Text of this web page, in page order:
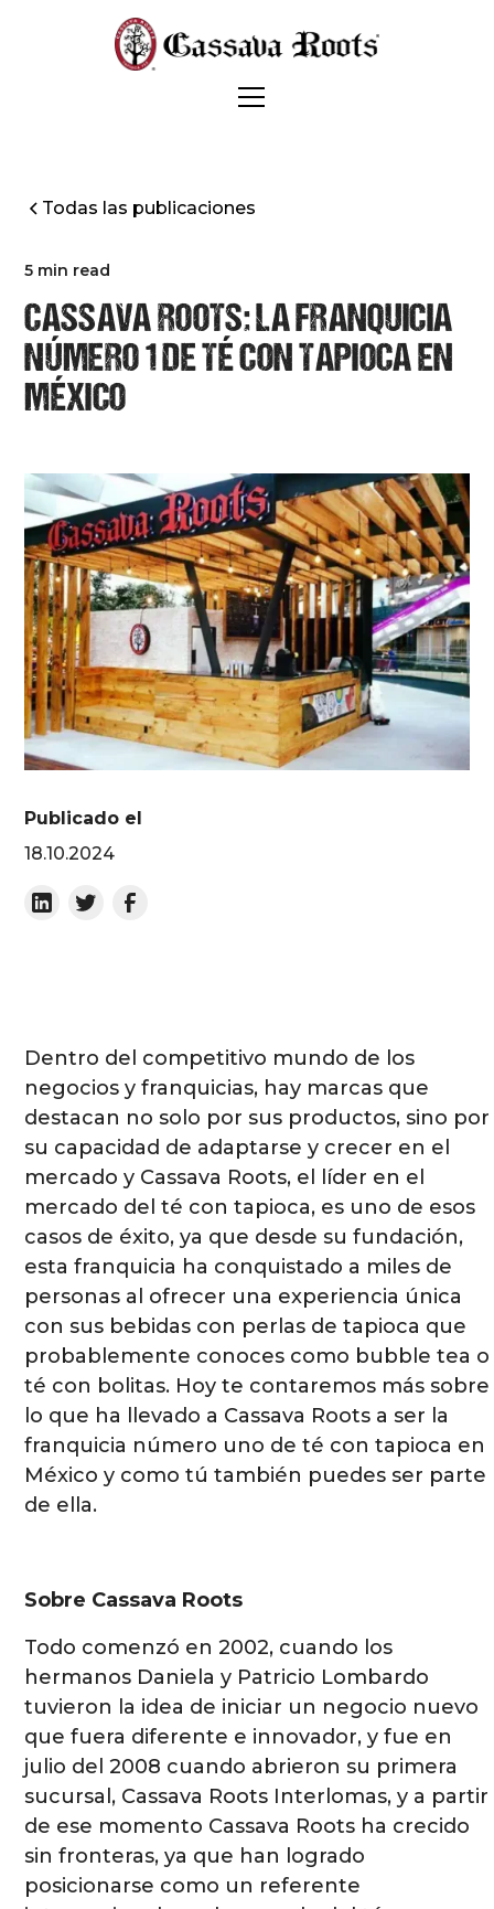
Todas las publicaciones
5 min read
CASSAVA ROOTS: LA FRANQUICIA
NÚMERO 1 DE TÉ CON TAPIOCA EN
MÉXICO
Publicado el
18.10.2024
Dentro del competitivo mundo de los
negocios y franquicias, hay marcas que
destacan no solo por sus productos, sino por
su capacidad de adaptarse y crecer en el
mercado y Cassava Roots, el líder en el
mercado del té con tapioca, es uno de esos
casos de éxito, ya que desde su fundación,
esta franquicia ha conquistado a miles de
personas al ofrecer una experiencia única
con sus bebidas con perlas de tapioca que
probablemente conoces como bubble tea o
té con bolitas. Hoy te contaremos más sobre
lo que ha llevado a Cassava Roots a ser la
franquicia número uno de té con tapioca en
México y como tú también puedes ser parte
de ella.
Sobre Cassava Roots
Todo comenzó en 2002, cuando los
hermanos Daniela y Patricio Lombardo
tuvieron la idea de iniciar un negocio nuevo
que fuera diferente e innovador, y fue en
julio del 2008 cuando abrieron su primera
sucursal, Cassava Roots Interlomas, y a partir
de ese momento Cassava Roots ha crecido
sin fronteras, ya que han logrado
posicionarse como un referente